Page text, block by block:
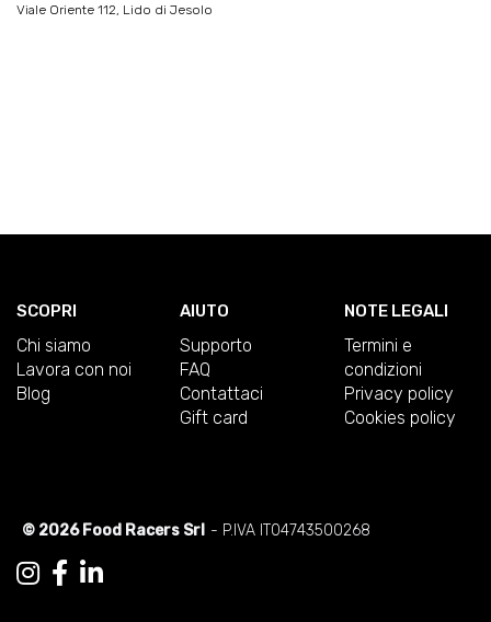
Viale Oriente 112, Lido di Jesolo
SCOPRI
Chi siamo
Lavora con noi
Blog
AIUTO
Supporto
FAQ
Contattaci
Gift card
NOTE LEGALI
Termini e
condizioni
Privacy policy
Cookies policy
© 2026 Food Racers Srl - P.IVA IT04743500268